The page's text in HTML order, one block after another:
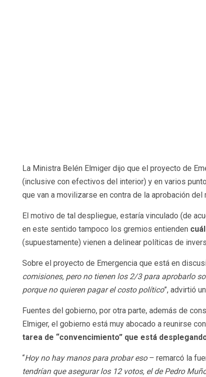
La Ministra Belén Elmiger dijo que el proyecto de
(inclusive con efectivos del interior) y en varios
que van a movilizarse en contra de la aprobación
El motivo de tal despliegue, estaría vinculado (de
en este sentido tampoco los gremios entienden
(supuestamente) vienen a delinear políticas de
Sobre el proyecto de Emergencia que está en
comisiones, pero no tienen los 2/3 para aprobarlo
porque no quieren pagar el costo político”, advirtió
Fuentes del gobierno, por otra parte, además de
Elmiger, el gobierno está muy abocado a reunirse
tarea de “convencimiento” que está
“Hoy no hay manos para probar eso – remarcó la
tendrían que asegurar los 12 votos, el de Pedro